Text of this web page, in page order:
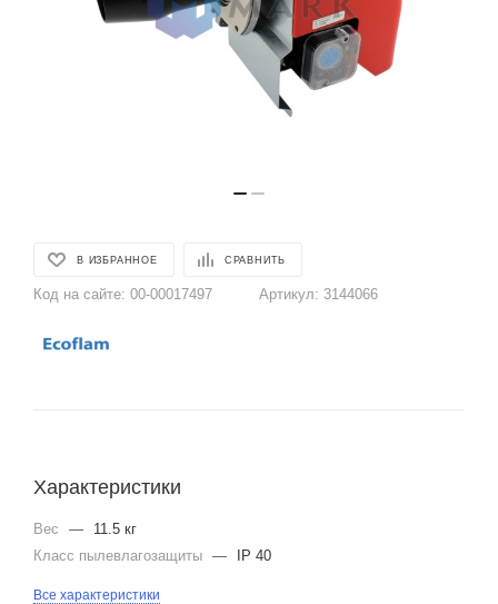
В ИЗБРАННОЕ СРАВНИТЬ
Код на сайте: 00-00017497 Артикул: 3144066
Характеристики
Вес —
11.5 кг
Класс пылевлагозащиты — IP 40
Все характеристики